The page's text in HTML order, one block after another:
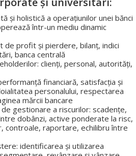
și holistică a operațiunilor unei bănci
într-un mediu dinamic
de profit și pierdere, bilanț, indici
banca centrală
clienți, personal, autorități,
financiară, satisfacția și
personalului, respectarea
mărcii bancare
gestionare a riscurilor: scadențe,
dobânzi, active ponderate la risc,
controale, raportare, echilibru între
identificarea și utilizarea